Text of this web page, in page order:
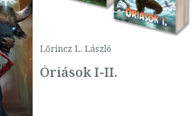
Lőrincz L. László
Óriások I-II.